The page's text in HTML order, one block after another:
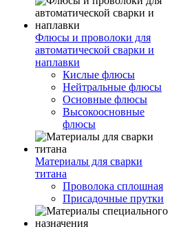
Флюсы и проволоки для
автоматической сварки и
наплавки
Кислые флюсы
Нейтральные флюсы
Основные флюсы
Высокоосновные
флюсы
Материалы для сварки
титана
Проволока сплошная
Присадочные прутки